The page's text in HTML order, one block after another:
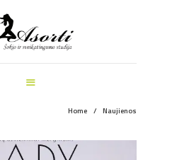
Home Naujienos
STUDIJA
ŠVENTĖMS